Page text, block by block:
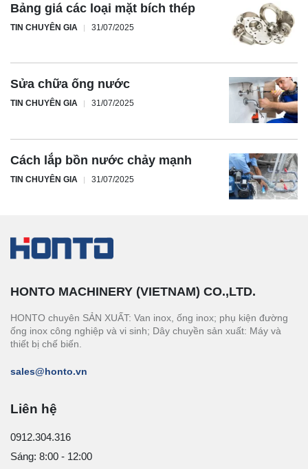
Bảng giá các loại mặt bích thép
TIN CHUYÊN GIA 31/07/2025
Sửa chữa ống nước
TIN CHUYÊN GIA 31/07/2025
Cách lắp bồn nước chảy mạnh
TIN CHUYÊN GIA 31/07/2025
HONTO MACHINERY (VIETNAM) CO.,LTD.
HONTO chuyên SẢN XUẤT: Van inox, ống inox; phụ kiện đường
ống inox công nghiệp và vi sinh; Dây chuyền sản xuất: Máy và
thiết bị chế biến.
sales@honto.vn
Liên hệ
0912.304.316
Sáng: 8:00 - 12:00